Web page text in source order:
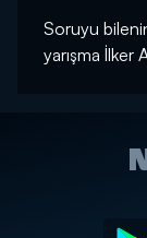
Soruyu
yarışma İlker